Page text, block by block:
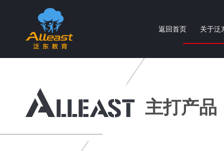
个性化智慧教育产品与服务提供商
返回首页 关于泛
主打产品